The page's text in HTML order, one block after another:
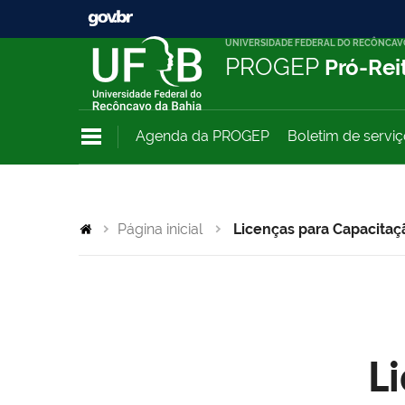
UNIVERSIDADE FEDERAL DO
PROGEP Pró-
Agenda da PROGEP Boletim de
Página inicial Licenças para